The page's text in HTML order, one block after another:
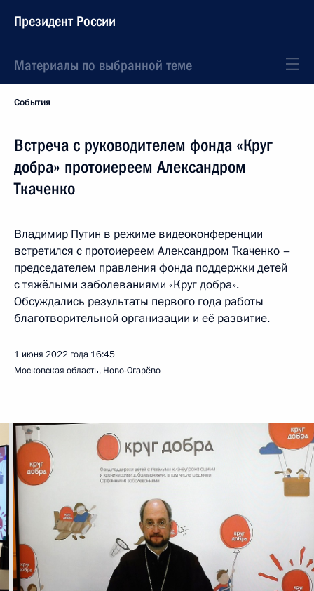
Президент России
Материалы по выбранной теме
События
Встреча с руководителем фонда «Круг
добра» протоиереем Александром
Ткаченко
Владимир Путин в режиме видеоконференции
встретился с протоиереем Александром Ткаченко –
председателем правления фонда поддержки детей
с тяжёлыми заболеваниями «Круг добра».
Обсуждались результаты первого года работы
благотворительной организации и её развитие.
1 июня 2022 года 16:45
Московская область, Ново-Огарёво